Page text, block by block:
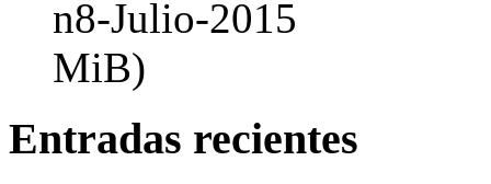
MiB)
Entradas recientes